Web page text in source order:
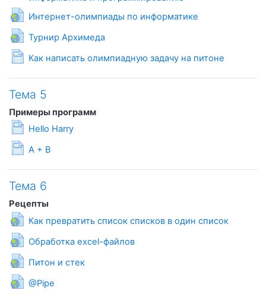
Интернет-олимпиады по информатикеГиперссылка
Турнир АрхимедаГиперссылка
Как написать олимпиадную задачу на питонеСтраница
Тема 5
Примеры программ
Hello HarryСтраница
A + B
Страница
Тема 6
Рецепты
Как превратить список списков в один списокГиперссылка
Обработка excel-файловГиперссылка
Питон и стекГиперссылка
@Pipe
Гиперссылка